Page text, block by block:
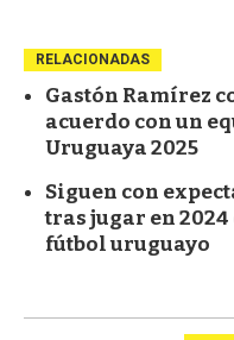
RELACIONADAS
Gastón Ramírez
acuerdo con un
Uruguaya 2025
Siguen con
tras jugar en
fútbol uruguayo